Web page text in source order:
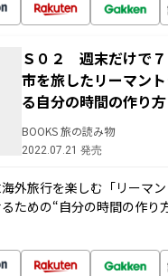
Ｓ０２ 週末だけで
市を旅したリーマン
る自分の時間の作り方
BOOKS 旅の読み物
2022.07.21 発売
外旅行を楽しむ「リーマン
ための“自分の時間の作り